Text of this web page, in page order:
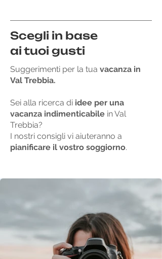
Scegli in base
ai tuoi gusti
Suggerimenti per la tua vacanza in
Val Trebbia.
Sei alla ricerca di idee per una
vacanza indimenticabile in Val
Trebbia?
I nostri consigli vi aiuteranno a
pianificare il vostro soggiorno.